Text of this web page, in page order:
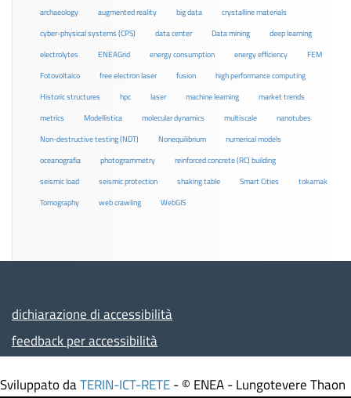
archaeology
augmented reality big data
crystalline materials
cyber-physical systems (CPS)
data center Data mining
deep learning
electrolytes
ENEAGrid energy consumption energy efficiency
FEM
Fotovoltaico
free electron laser fusion
high performance computing
Historic structures
hpc laser machine learning
market trends
metrics
Modellistica molecular dynamics multiscale
nanotubes
Non-destructive testing (NDT)
Nonequilibrium
numerical models
oceanografia
photogrammetry
reinforced concrete (RC) building
seismic load
seismic protection shaking table Smart Cities
tokamak
Tomography
web crawling WebGIS
dichiarazione di accessibilità
feedback per accessibilità
Sviluppato daTERIN-ICT-RETE - © ENEA - Lungotevere Thaon